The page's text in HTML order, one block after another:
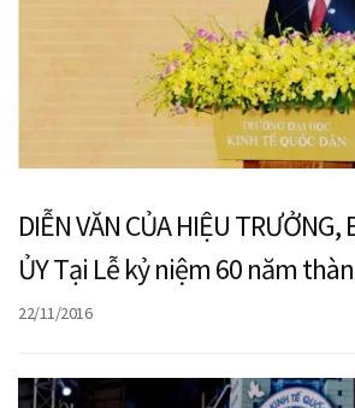
DIỄN VĂN CỦA HIỆU
ỦY Tại Lễ kỷ niệm 60 năm
(1956 -2016)
22/11/2016